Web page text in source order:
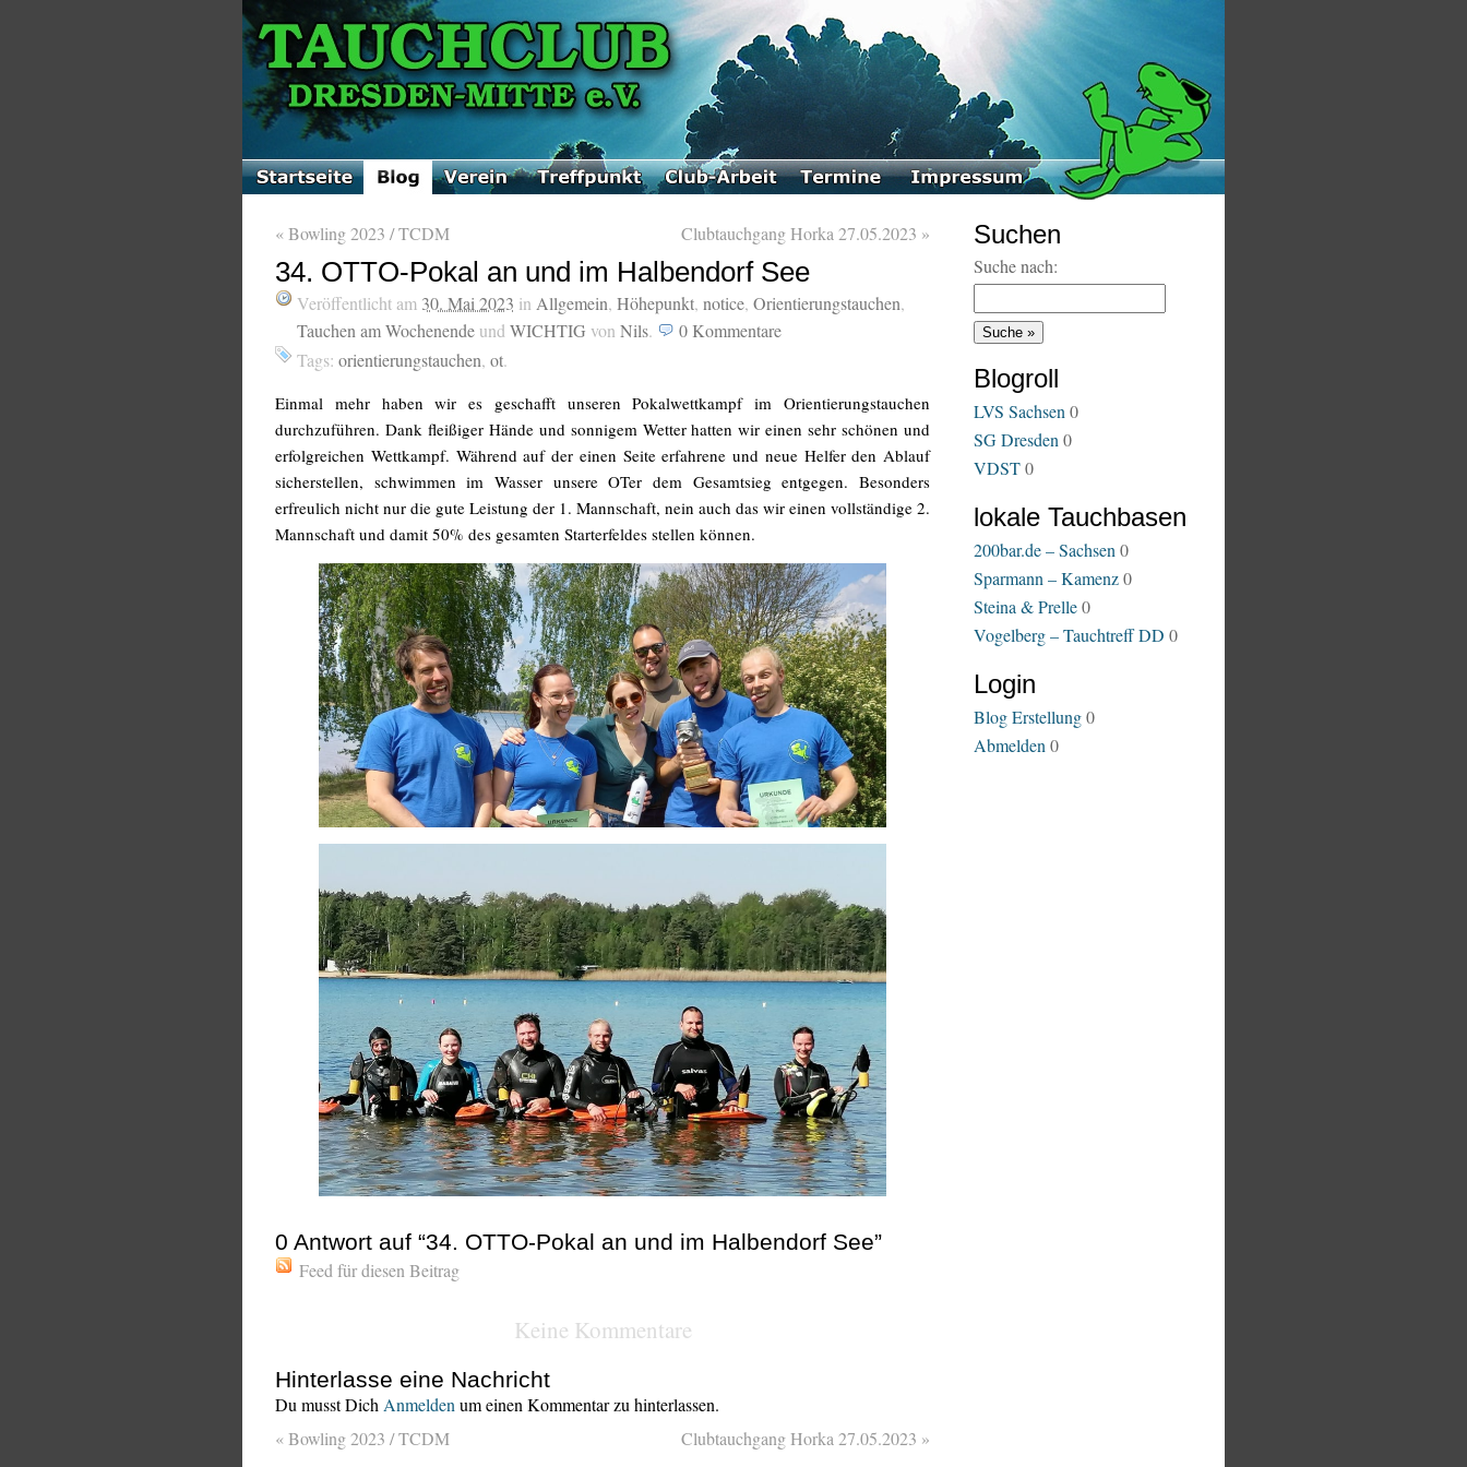
«Bowling 2023 / TCDM Clubtauchgang Horka 27.05.2023 »
34. OTTO-Pokal an und im Halbendorf See
Veröffentlicht am 30. Mai 2023 in Allgemein, Höhepunkt, notice, Orientierungstauchen,
Tauchen am Wochenende und WICHTIG von Nils. 0 Kommentare
Tags: orientierungstauchen, ot.
Einmal mehr haben wir es geschafft unseren Pokalwettkampf im Orientierungstauchen
durchzuführen. Dank fleißiger Hände und sonnigem Wetter hatten wir einen sehr schönen und
erfolgreichen Wettkampf. Während auf der einen Seite erfahrene und neue Helfer den Ablauf
sicherstellen, schwimmen im Wasser unsere OTer dem Gesamtsieg entgegen. Besonders
erfreulich nicht nur die gute Leistung der 1. Mannschaft, nein auch das wir einen vollständige 2.
Mannschaft und damit 50% des gesamten Starterfeldes stellen können.
0 Antwort auf “34. OTTO-Pokal an und im Halbendorf See”
Feed für diesen Beitrag
Keine Kommentare
Hinterlasse eine Nachricht
Du musst Dich Anmelden um einen Kommentar zu hinterlassen.
«Bowling 2023 / TCDM Clubtauchgang Horka 27.05.2023 »
Suchen
Suche nach:
Blogroll
LVS Sachsen 0
SG Dresden 0
VDST0
lokale Tauchbasen
200bar.de – Sachsen 0
Sparmann – Kamenz0
Steina & Prelle0
Vogelberg – Tauchtreff DD 0
Login
Blog Erstellung0
Abmelden 0